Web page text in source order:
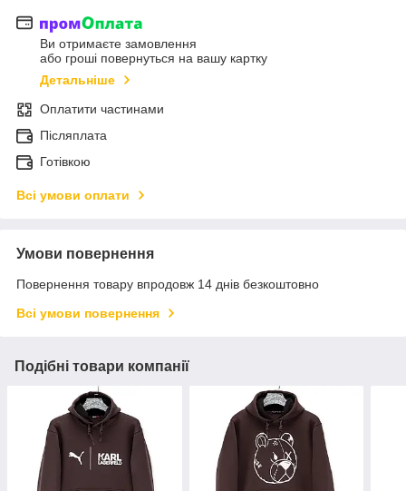
Ви отримаєте замовлення
або гроші повернуться на вашу картку
Детальніше
Оплатити частинами
Післяплата
Готівкою
Всі умови оплати
Умови повернення
Повернення товару впродовж 14 днів безкоштовно
Всі умови повернення
Подібні товари компанії